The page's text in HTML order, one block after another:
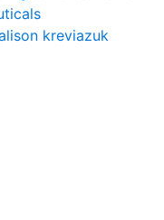
kreviazuk